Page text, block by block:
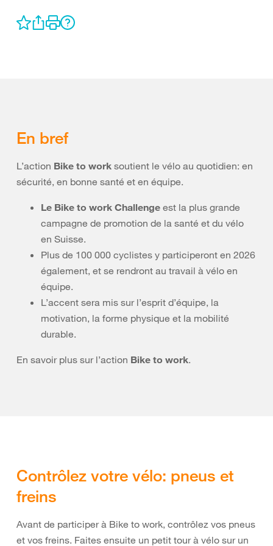
En bref
L’action Bike to work soutient le vélo au quotidien: en
sécurité, en bonne santé et en équipe.
Le Bike to work Challenge est la plus grande
campagne de promotion de la santé et du vélo
en Suisse.
Plus de 100 000 cyclistes y participeront en 2026
également, et se rendront au travail à vélo en
équipe.
L’accent sera mis sur l’esprit d’équipe, la
motivation, la forme physique et la mobilité
durable.
En savoir plus sur l’action Bike to work.
Contrôlez votre vélo: pneus et
freins
Avant de participer à Bike to work, contrôlez vos pneus
et vos freins. Faites ensuite un petit tour à vélo sur un